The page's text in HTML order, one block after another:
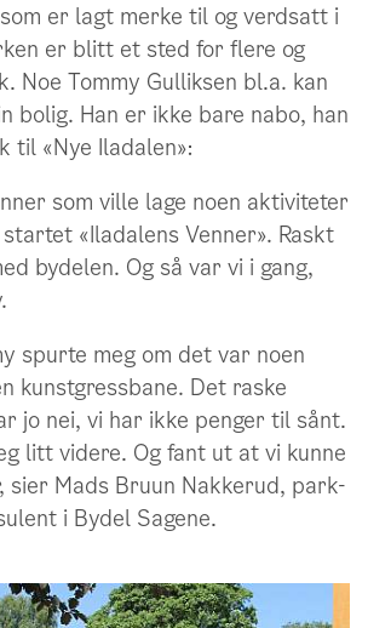
er lagt merke til og verdsatt i
er blitt et sted for flere og
Noe Tommy Gulliksen bl.a. kan
bolig. Han er ikke bare nabo, han
til «Nye Iladalen»:
som ville lage noen aktiviteter
«Iladalens Venner». Raskt
bydelen. Og så var vi i gang,
spurte meg om det var noen
kunstgressbane. Det raske
jo nei, vi har ikke penger til sånt.
litt videre. Og fant ut at vi kunne
sier Mads Bruun Nakkerud, park-
i Bydel Sagene.